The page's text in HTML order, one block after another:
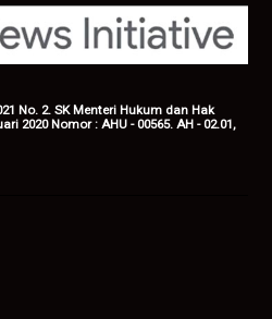
No. 2. SK Menteri Hukum dan Hak
2020 Nomor : AHU - 00565. AH - 02.01,